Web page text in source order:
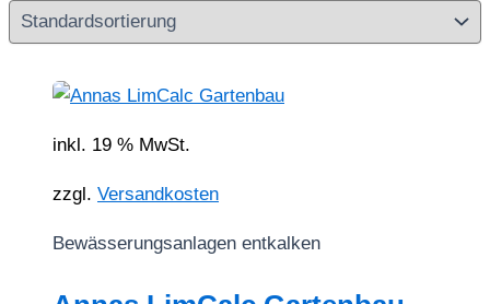
inkl. 19 % MwSt.
zzgl. Versandkosten
Bewässerungsanlagen entkalken